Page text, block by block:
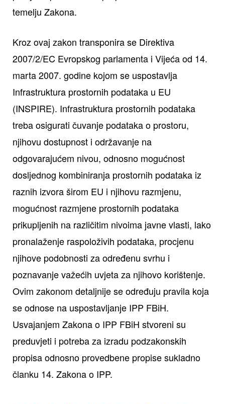
temelju Zakona.
Kroz ovaj zakon transponira se Direktiva
2007/2/EC Evropskog parlamenta i Vijeća od 14.
marta 2007. godine kojom se uspostavlja
Infrastruktura prostornih podataka u EU
(INSPIRE). Infrastruktura prostornih podataka
treba osigurati čuvanje podataka o prostoru,
njihovu dostupnost i održavanje na
odgovarajućem nivou, odnosno mogućnost
dosljednog kombiniranja prostornih podataka iz
raznih izvora širom EU i njihovu razmjenu,
mogućnost razmjene prostornih podataka
prikupljenih na različitim nivoima javne vlasti, lako
pronalaženje raspoloživih podataka, procjenu
njihove podobnosti za određenu svrhu i
poznavanje važećih uvjeta za njihovo korištenje.
Ovim zakonom detaljnije se određuju pravila koja
se odnose na uspostavljanje IPP FBiH.
Usvajanjem Zakona o IPP FBiH stvoreni su
preduvjeti i potreba za izradu podzakonskih
propisa odnosno provedbene propise sukladno
članku 14. Zakona o IPP.